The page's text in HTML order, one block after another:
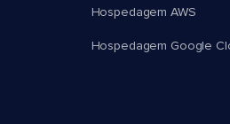
Hospedagem AWS
Hospedagem Google